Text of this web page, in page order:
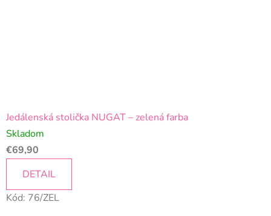
Jedálenská stolička NUGAT – zelená farba
Skladom
€69,90
DETAIL
Kód: 76/ZEL